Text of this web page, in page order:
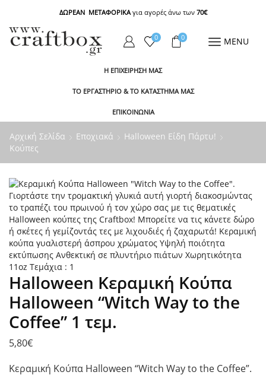
ΔΩΡΕΑΝ ΜΕΤΑΦΟΡΙΚΑγια αγορές άνω των 70€
0 0 MENU
Η ΕΠΙΧΕΙΡΗΣΗ ΜΑΣ
ΤΟ ΕΡΓΑΣΤΗΡΙΟ & ΤΟ ΚΑΤΑΣΤΗΜΑ ΜΑΣ
ΕΠΙΚΟΙΝΩΝΙΑ
Αρχική Σελίδα Εποχιακά
Halloween Είδη Πάρτυ!
Κούπες
Halloween Κεραμική Κούπα
Halloween “Witch Way to the
Coffee” 1 τεμ.
5,80€
Κεραμική Κούπα Halloween “Witch Way to the Coffee”.